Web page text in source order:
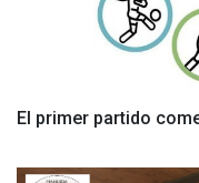
El primer partido